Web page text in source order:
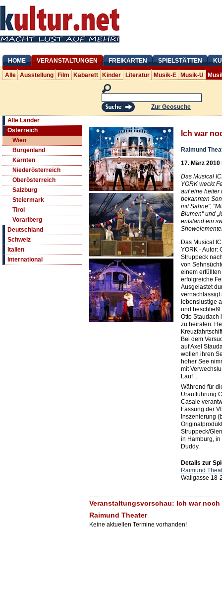
HOME VERANSTALTUNGEN FREIKARTEN SPIELSTÄTTEN
Alle Ausstellung Film Kabarett Kinder Literatur Musik-E Musik-U
Zur Geosuche
Alle Länder
Österreich
Wien
Burgenland
Kärnten
Niederösterreich
Oberösterreich
Salzburg
Steiermark
Tirol
Vorarlberg
Deutschland
Schweiz
Italien
International
Ich war
Raimund
17. März
Das Musical
YORK weckt
auf eine heiter
bekannten
mit Sahne",
Blumen" und
entstand ein
Das Musical
YORK - Autor:
Struppeck
von
einem
erfolgreiche
Ausgelastet
vernachlässigt
lebenslustige
und
Otto Staudach
zu heiraten.
Bei dem
auf Axel
wollen ihren
hoher See
mit
Lauf ...
Während für
Uraufführung
Casale
Fassung der
Inszenierung
Struppeck/
in Hamburg,
Duddy.
Details zur
Raimund
Wallgasse 18-
Veranstaltungsvorschau: Ich war noch
Raimund Theater
Keine aktuellen Termine vorhanden!